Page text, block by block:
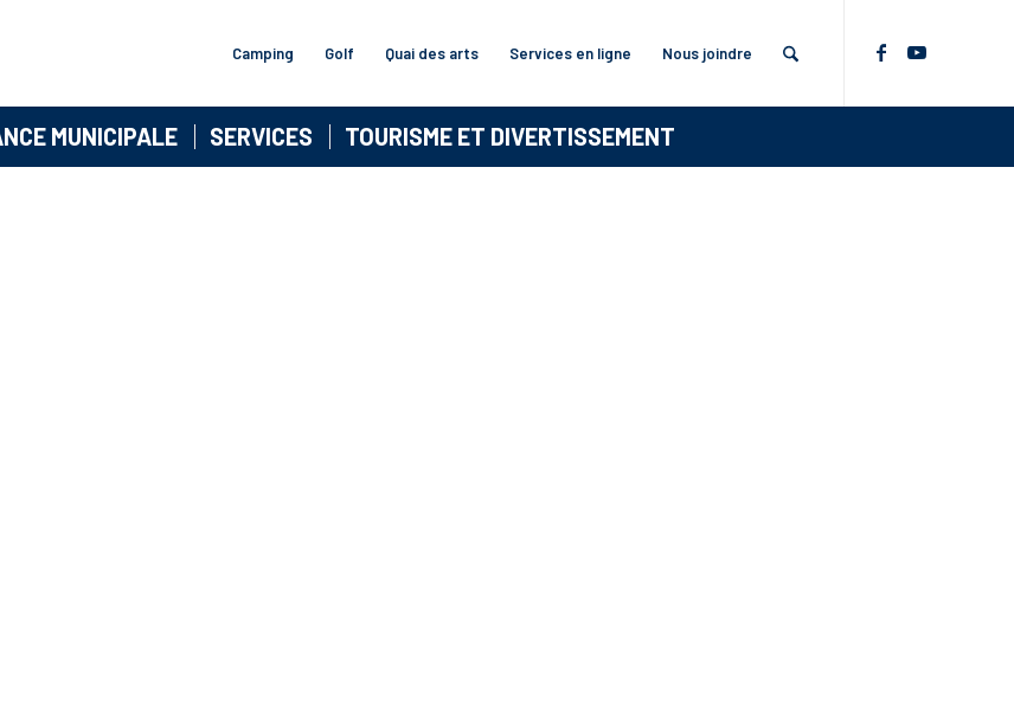
Camping Golf Quai des arts Services en ligne Nous joindre
MUNICIPALE SERVICES TOURISME ET DIVERTISSEMENT